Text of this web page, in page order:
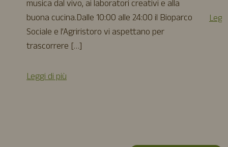
musica dal vivo, ai laboratori creativi e alla
buona cucina.Dalle 10:00 alle 24:00 il Bioparco
Sociale e l’Agriristoro vi aspettano per
trascorrere […]
Leggi di più